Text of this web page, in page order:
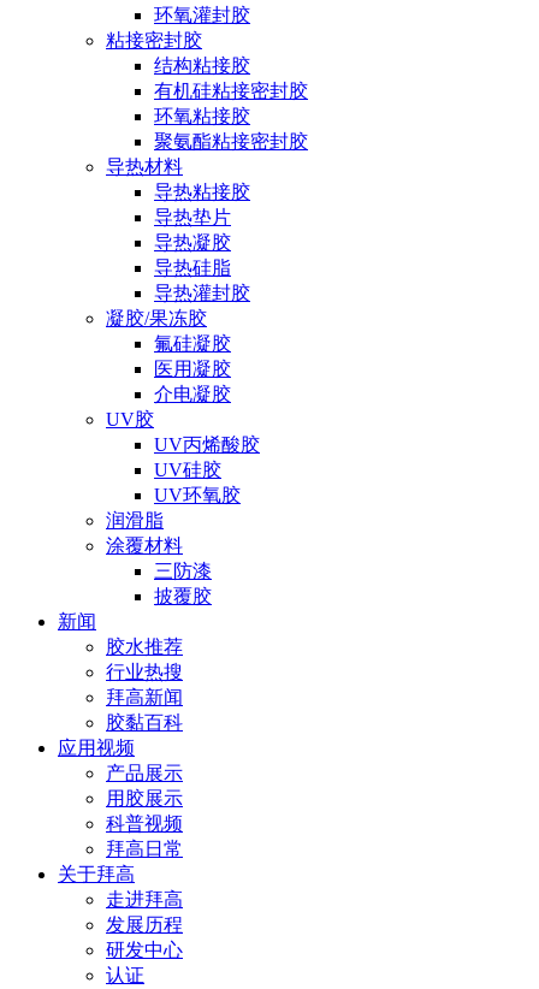
环氧灌封胶
粘接密封胶
结构粘接胶
有机硅粘接密封胶
环氧粘接胶
聚氨酯粘接密封胶
导热材料
导热粘接胶
导热垫片
导热凝胶
导热硅脂
导热灌封胶
凝胶/果冻胶
氟硅凝胶
医用凝胶
介电凝胶
UV胶
UV丙烯酸胶
UV硅胶
UV环氧胶
润滑脂
涂覆材料
三防漆
披覆胶
新闻
胶水推荐
行业热搜
拜高新闻
胶黏百科
应用视频
产品展示
用胶展示
科普视频
拜高日常
关于拜高
走进拜高
发展历程
研发中心
认证